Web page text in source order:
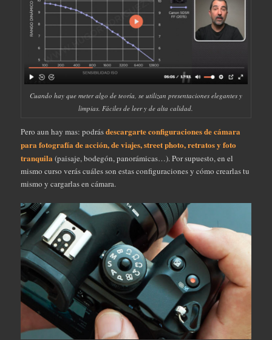
Cuando hay que meter algo de teoría, se utilizan presentaciones elegantes y
limpias. Fáciles de leer y de alta calidad.
Pero aun hay mas: podrásdescargarte configuraciones de cámara
para fotografía de acción, de viajes, street photo, retratos y foto
tranquila (paisaje, bodegón, panorámicas…). Por supuesto, en el
mismo curso verás cuáles son estas configuraciones y cómo crearlas tu
mismo y cargarlas en cámara.